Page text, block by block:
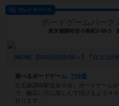
プレイスペース
ボードゲームパーク
東京都調布市小島町2-56-3
遊べるボードゲーム
759個
京王線調布駅徒歩５分。ボードゲーム
で、幅広い方に楽しんで頂けるよう４
おります...